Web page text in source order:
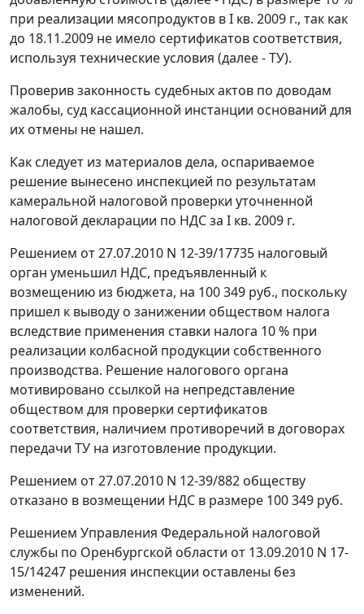
при реализации мясопродуктов в I кв. 2009 г., так как
до 18.11.2009 не имело сертификатов соответствия,
используя технические условия (далее - ТУ).
Проверив законность судебных актов по доводам
жалобы, суд кассационной инстанции оснований для
их отмены не нашел.
Как следует из материалов дела, оспариваемое
решение вынесено инспекцией по результатам
камеральной налоговой проверки уточненной
налоговой декларации по НДС за I кв. 2009 г.
Решением от 27.07.2010 N 12-39/17735 налоговый
орган уменьшил НДС, предъявленный к
возмещению из бюджета, на 100 349 руб., поскольку
пришел к выводу о занижении обществом налога
вследствие применения ставки налога 10 % при
реализации колбасной продукции собственного
производства. Решение налогового органа
мотивировано ссылкой на непредставление
обществом для проверки сертификатов
соответствия, наличием противоречий в договорах
передачи ТУ на изготовление продукции.
Решением от 27.07.2010 N 12-39/882 обществу
отказано в возмещении НДС в размере 100 349 руб.
Решением Управления Федеральной налоговой
службы по Оренбургской области от 13.09.2010 N 17-
15/14247 решения инспекции оставлены без
изменений.